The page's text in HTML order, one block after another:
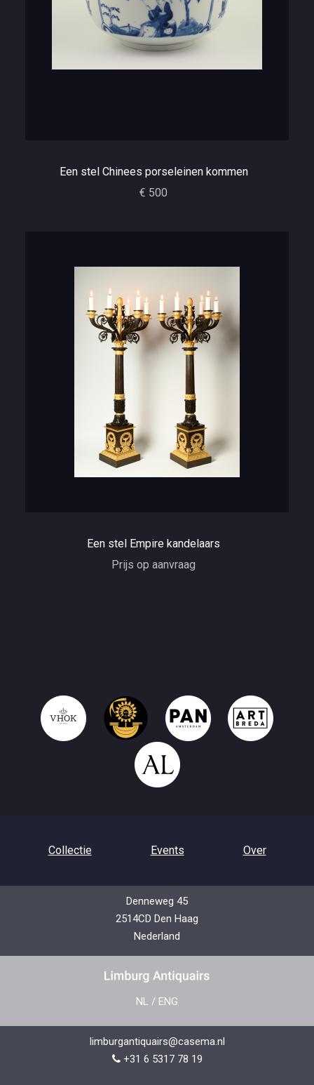
Een stel Chinees porseleinen kommen
€ 500
Een stel Empire kandelaars
Prijs op aanvraag
Collectie Events Over
Privacybeleid
Denneweg 45
2514CD Den Haag
Nederland
NL / ENG
limburgantiquairs@casema.nl
+31 6 5317 78 19